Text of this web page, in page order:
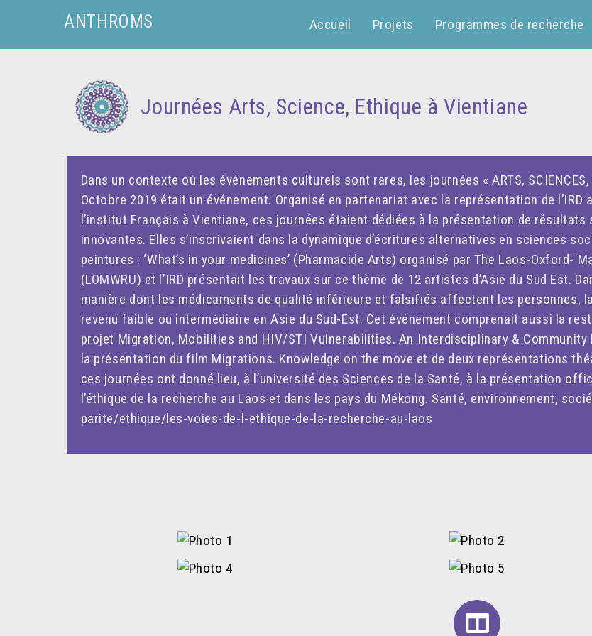
ANTHROMS Accueil Projets Programmes de recherche
Journées Arts, Science, Ethique à Vientiane
Dans un contexte où les événements culturels sont rares, les journées « ARTS,
Octobre 2019 était un événement. Organisé en partenariat avec la représentation de l’IRD
l’institut Français à Vientiane, ces journées étaient dédiées à la présentation de
innovantes. Elles s’inscrivaient dans la dynamique d’écritures alternatives en sciences
peintures : ‘What’s in your medicines’ (Pharmacide Arts) organisé par The Laos-Oxford-
(LOMWRU) et l’IRD présentait les travaux sur ce thème de 12 artistes d’Asie du Sud Est.
manière dont les médicaments de qualité inférieure et falsifiés affectent les personnes,
revenu faible ou intermédiaire en Asie du Sud-Est. Cet événement comprenait aussi la
projet Migration, Mobilities and HIV/STI Vulnerabilities. An Interdisciplinary &
la présentation du film Migrations. Knowledge on the move et de deux représentations
ces journées ont donné lieu, à l’université des Sciences de la Santé, à la présentation
l’éthique de la recherche au Laos et dans les pays du Mékong. Santé, environnement,
parite/ethique/les-voies-de-l-ethique-de-la-recherche-au-laos